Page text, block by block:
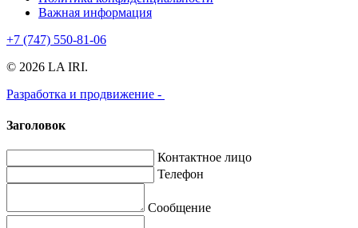
Важная информация
+7 (747) 550-81-06
© 2026 LA IRI.
Разработка и продвижение -
Заголовок
Контактное лицо
Телефон
Сообщение